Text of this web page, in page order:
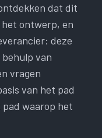
dat dit
ontwerp, en
deze
van
vragen
van het pad
waarop het